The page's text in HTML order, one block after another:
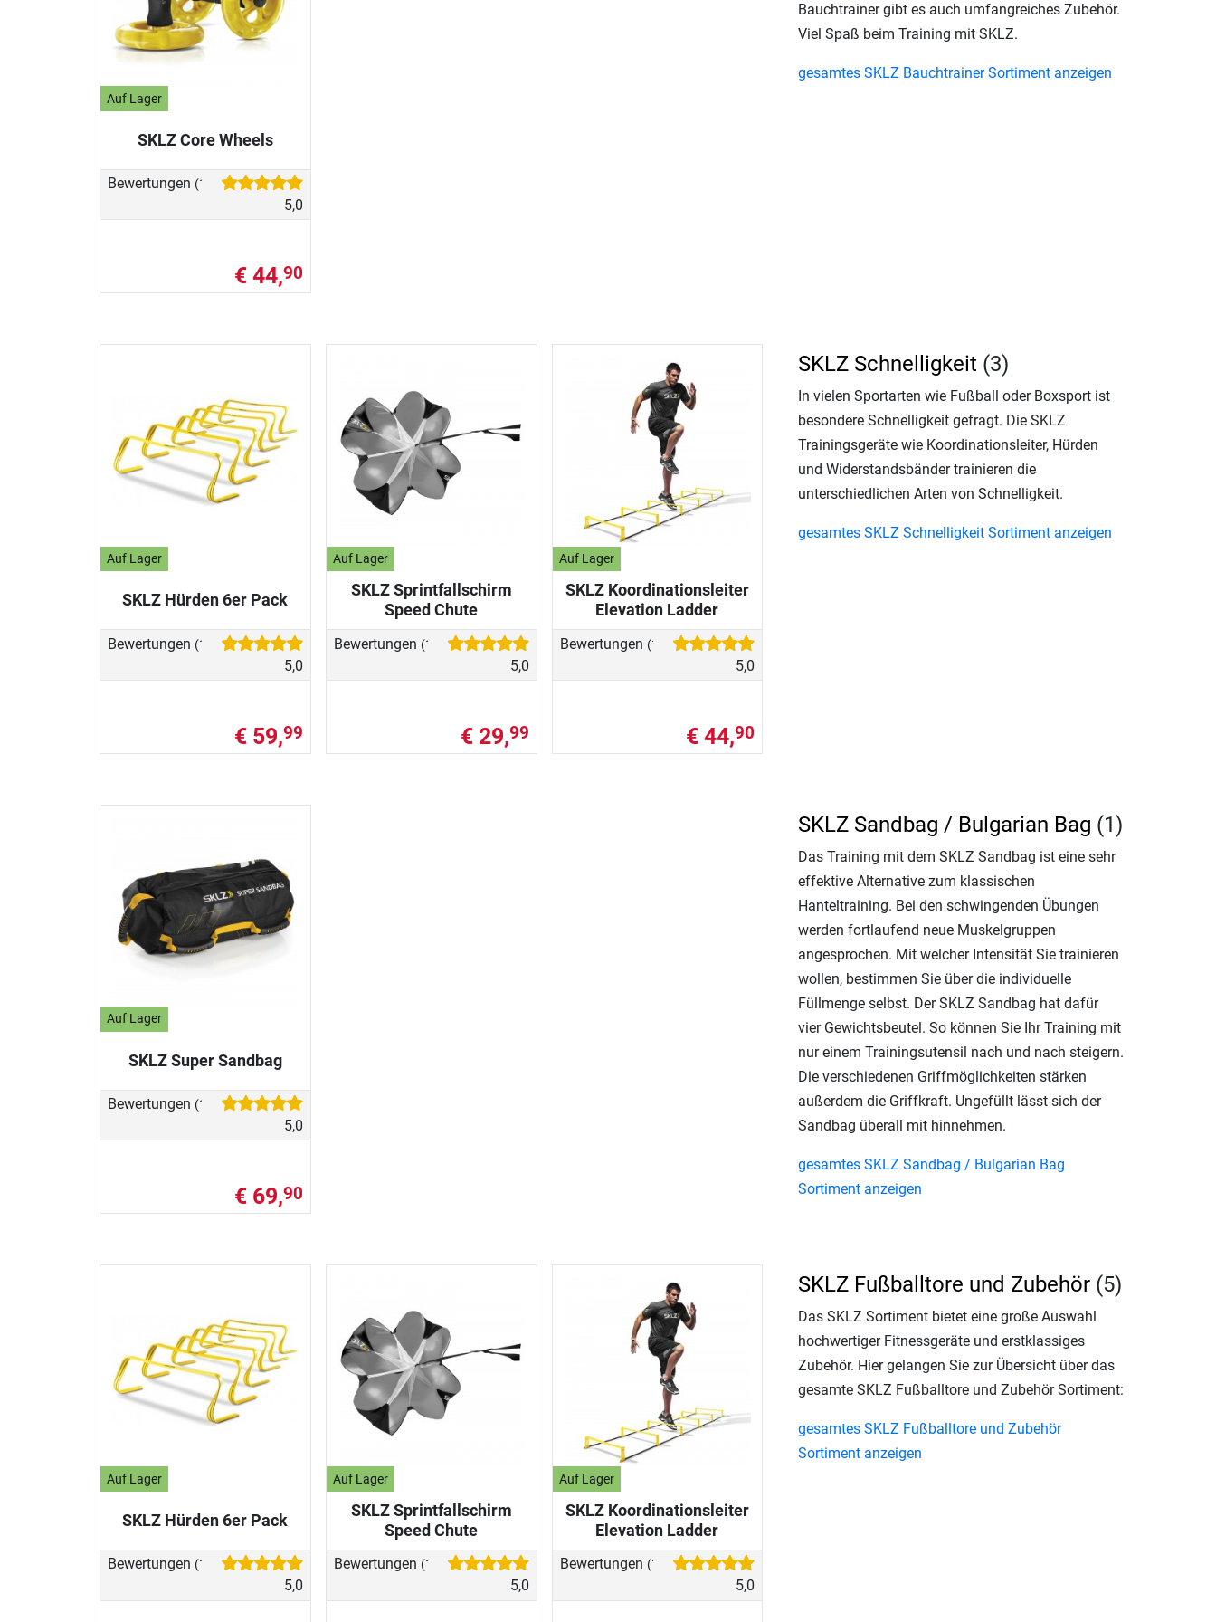
Auf Lager
SKLZ Core Wheels
Bewertungen (1)
5,0
€ 44,90
Bauchtrainer gibt es auch umfangreiches Zubehör.
Viel Spaß beim Training mit SKLZ.
gesamtes SKLZ Bauchtrainer Sortiment anzeigen
Auf Lager
SKLZ Hürden 6er Pack
Bewertungen (1)
5,0
€ 59,99
Auf Lager
SKLZ Sprintfallschirm
Speed Chute
Bewertungen (1)
5,0
€ 29,99
Auf Lager
SKLZ Koordinationsleiter
Elevation Ladder
Bewertungen (1)
5,0
€ 44,90
SKLZ Schnelligkeit (3)
In vielen Sportarten wie Fußball oder Boxsport ist
besondere Schnelligkeit gefragt. Die SKLZ
Trainingsgeräte wie Koordinationsleiter, Hürden
und Widerstandsbänder trainieren die
unterschiedlichen Arten von Schnelligkeit.
gesamtes SKLZ Schnelligkeit Sortiment anzeigen
Auf Lager
SKLZ Super Sandbag
Bewertungen (1)
5,0
€ 69,90
SKLZ Sandbag / Bulgarian Bag (1)
Das Training mit dem SKLZ Sandbag ist eine sehr
effektive Alternative zum klassischen
Hanteltraining. Bei den schwingenden Übungen
werden fortlaufend neue Muskelgruppen
angesprochen. Mit welcher Intensität Sie trainieren
wollen, bestimmen Sie über die individuelle
Füllmenge selbst. Der SKLZ Sandbag hat dafür
vier Gewichtsbeutel. So können Sie Ihr Training mit
nur einem Trainingsutensil nach und nach steigern.
Die verschiedenen Griffmöglichkeiten stärken
außerdem die Griffkraft. Ungefüllt lässt sich der
Sandbag überall mit hinnehmen.
gesamtes SKLZ Sandbag / Bulgarian Bag
Sortiment anzeigen
Auf Lager
SKLZ Hürden 6er Pack
Bewertungen (1)
5,0
Auf Lager
SKLZ Sprintfallschirm
Speed Chute
Bewertungen (1)
5,0
Auf Lager
SKLZ Koordinationsleiter
Elevation Ladder
Bewertungen (1)
5,0
SKLZ Fußballtore und Zubehör (5)
Das SKLZ Sortiment bietet eine große Auswahl
hochwertiger Fitnessgeräte und erstklassiges
Zubehör. Hier gelangen Sie zur Übersicht über das
gesamte SKLZ Fußballtore und Zubehör Sortiment:
gesamtes SKLZ Fußballtore und Zubehör
Sortiment anzeigen